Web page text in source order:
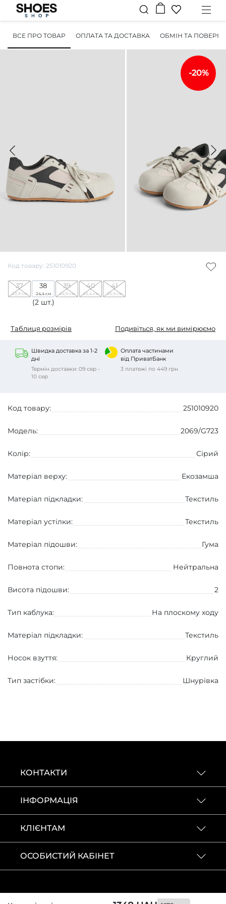
ВСЕ ПРО ТОВАР ОПЛАТА ТА ДОСТАВКА ОБМІН ТА
-20%
Код товару: 251010920
37
23,9 см
38
24,4 см
(2 шт.)
39
24,9 см
40
25,4 см
41
25,9 см
Таблиця розмірів Подивіться, як ми вимірюємо
Швидка доставка за 1-2
дні
Термін доставки: 09 сер -
10 сер
Оплата частинами
від ПриватБанк
3 платежі по 449 грн
Код товару: 251010920
Модель: 2069/G723
Колір: Сірий
Матеріал верху: Екозамша
Матеріал підкладки: Текстиль
Матеріал устілки: Текстиль
Матеріал підошви: Гума
Повнота стопи: Нейтральна
Висота підошви: 2
Тип каблука: На плоскому ходу
Матеріал підкладки: Текстиль
Носок взуття: Круглий
Тип застібки: Шнурівка
КОНТАКТИ
ІНФОРМАЦІЯ
КЛІЄНТАМ
ОСОБИСТИЙ КАБІНЕТ